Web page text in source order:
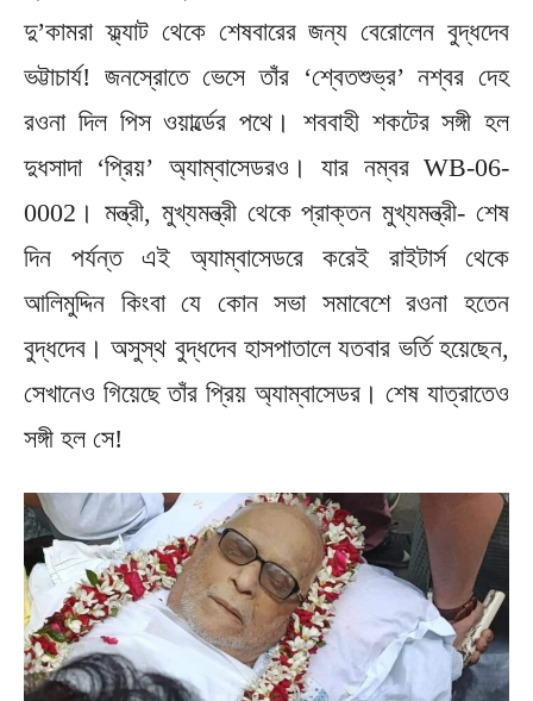
দু’কামরা ফ্ল্যাট থেকে শেষবারের জন্য বেরোলেন বুদ্ধদেব
ভট্টাচার্য! জনস্রোতে ভেসে তাঁর ‘শ্বেতশুভ্র’ নশ্বর দেহ
রওনা দিল পিস ওয়ার্ল্ডের পথে। শববাহী শকটের সঙ্গী হল
দুধসাদা ‘প্রিয়’ অ্যাম্বাসেডরও। যার নম্বর WB-06-
0002। মন্ত্রী, মুখ্যমন্ত্রী থেকে প্রাক্তন মুখ্যমন্ত্রী- শেষ
দিন পর্যন্ত এই অ্যাম্বাসেডরে করেই রাইটার্স থেকে
আলিমুদ্দিন কিংবা যে কোন সভা সমাবেশে রওনা হতেন
বুদ্ধদেব। অসুস্থ বুদ্ধদেব হাসপাতালে যতবার ভর্তি হয়েছেন,
সেখানেও গিয়েছে তাঁর প্রিয় অ্যাম্বাসেডর। শেষ যাত্রাতেও
সঙ্গী হল সে!